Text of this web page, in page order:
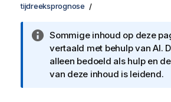
tijdreeksprognose
Sommige inhoud op deze
vertaald met behulp van AI.
alleen bedoeld als hulp en
van deze inhoud is leidend.